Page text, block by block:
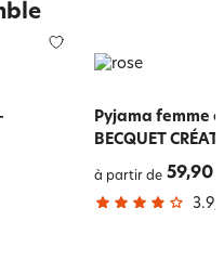
Pyjama femme
BECQUET
à partir de 59,90
3.9